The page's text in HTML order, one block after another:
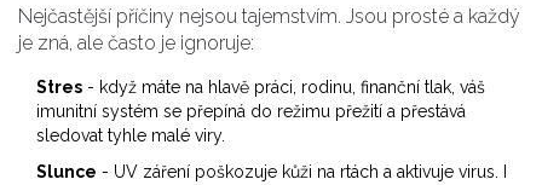
Nejčastější příčiny nejsou tajemstvím. Jsou prosté a každý
je zná, ale často je ignoruje:
Stres - když máte na hlavě práci, rodinu, finanční tlak, váš
imunitní systém se přepíná do režimu přežití a přestává
sledovat tyhle malé viry.
Slunce - UV záření poškozuje kůži na rtách a aktivuje virus. I